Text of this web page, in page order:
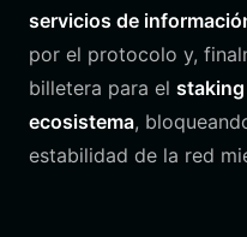
servicios de
por el protocolo y,
billetera para el staking
ecosistema,
estabilidad de la red